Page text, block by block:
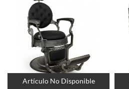
Artículo No Disponible